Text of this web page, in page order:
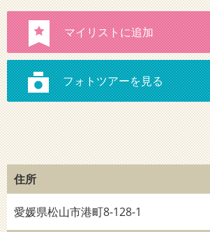
住所
愛媛県松山市港町8-128-1